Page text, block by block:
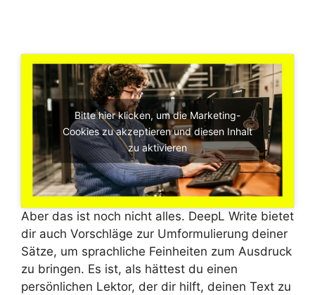
Bitte hier klicken, um die Marketing-
Cookies zu akzeptieren und diesen Inhalt
zu aktivieren
Aber das ist noch nicht alles. DeepL Write bietet
dir auch Vorschläge zur Umformulierung deiner
Sätze, um sprachliche Feinheiten zum Ausdruck
zu bringen. Es ist, als hättest du einen
persönlichen Lektor, der dir hilft, deinen Text zu